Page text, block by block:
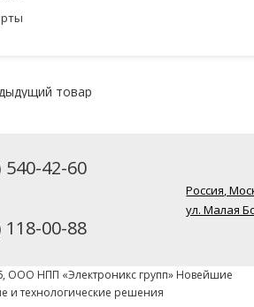
товар
540-42-60
118-00-88
Россия,
ул. Малая
ООО НПП «Электроникс групп» Новейшие
и технологические решения